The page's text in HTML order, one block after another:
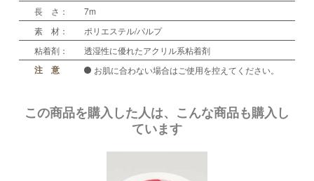
長 さ：
7m
素 材：
ポリエステル/パルプ
粘着剤：
透湿性に優れたアクリル系粘着剤
注 意 お肌に合わない場合はご使用を控えてください。
この商品を購入した人は、こんな商品も購入し
ています